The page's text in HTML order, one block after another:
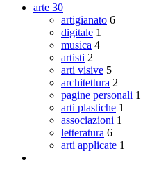
arte 30
artigianato 6
digitale 1
musica 4
artisti 2
arti visive 5
architettura 2
pagine personali 1
arti plastiche 1
associazioni 1
letteratura 6
arti applicate 1